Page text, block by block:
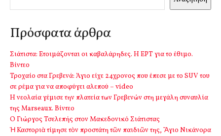
Πρόσφατα άρθρα
Σιάτιστα: Ετοιμάζονται οι καβαλάρηδες. Η ΕΡΤ για το έθιμο.
Βίντεο
Τροχαίο στα Γρεβενά: Άγιο είχε 24χρονος που έπεσε με το SUV του
σε ρέμα για να αποφύγει αλεπού – video
Η νεολαία γέμισε την πλατεία των Γρεβενών στη μεγάλη συναυλία
της Marseaux. Βίντεο
Ο Γιώργος Τσελεπής στον Μακεδονικό Σιάτιστας
Ἡ Καστοριὰ τίμησε τὸν προστάτη τῶν παιδιῶν της, Ἅγιο Νικάνορα